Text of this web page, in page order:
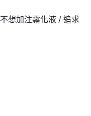
想加注霧化液 / 追求